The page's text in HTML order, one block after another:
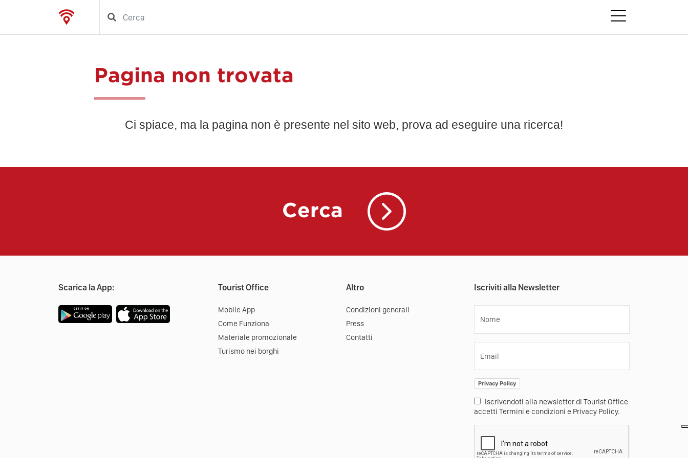
Pagina non trovata
Ci spiace, ma la pagina non è presente nel sito web, prova ad eseguire una ricerca!
Cerca
Scarica la App: Tourist Office
Mobile App
Come Funziona
Materiale promozionale
Turismo nei borghi
Altro
Condizioni generali
Press
Contatti
Iscriviti alla Newsletter
Nome
Email
Privacy Policy
Iscrivendoti alla newsletter di Tourist Office
accetti Termini e condizioni e Privacy Policy.